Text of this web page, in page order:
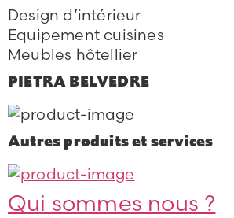
Design d’intérieur
Equipement cuisines
Meubles hôtellier
PIETRA BELVEDRE
Autres produits et services
Qui sommes nous ?